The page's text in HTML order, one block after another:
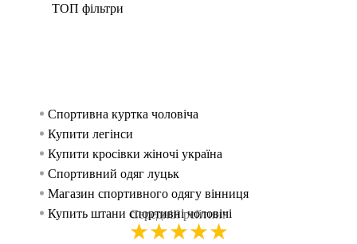
ТОП фільтри
Спортивна куртка чоловіча
Купити легінси
Купити кросівки жіночі україна
Спортивний одяг луцьк
Магазин спортивного одягу вінниця
Купить штани спортивні чоловічі
Футболки дівчачі
Середній рейтинг
★★★★★